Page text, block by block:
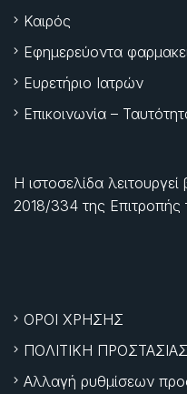
Καιρός
Εφημερεύοντα
Ευρετήριο Ιατρών
Επικοινωνία –
Η ιστοσελίδα
2018/334 της Επιτροπής
ΟΡΟΙ ΧΡΗΣΗΣ
ΠΟΛΙΤΙΚΗ
Αλλαγή ρυθμίσεων